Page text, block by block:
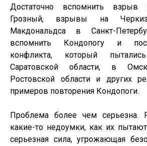
Достаточно вспомнить взрыв
Грозный, взрывы на
Макдональдса в Санкт-
вспомнить Кондопогу и
конфликта, который
Саратовской области, в
Ростовской области и других
примеров повторения Кондопоги.
Проблема более чем серьезна.
какие-то недоумки, как их
серьезная сила, угрожающая